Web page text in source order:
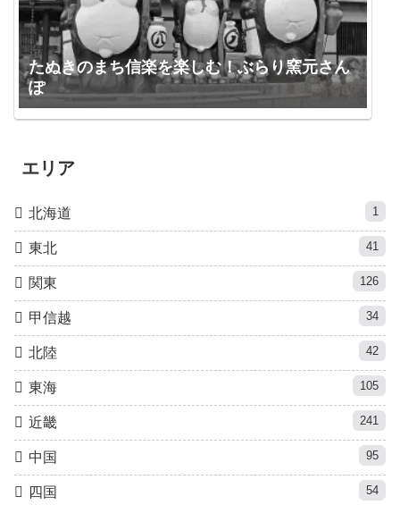
たぬきのまち信楽を楽しむ！ぶらり窯元さん
ぽ
エリア
北海道 1
東北 41
関東 126
甲信越 34
北陸 42
東海 105
近畿 241
中国 95
四国 54